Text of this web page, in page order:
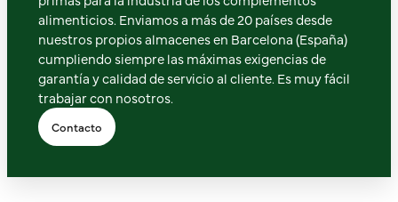
alimenticios. Enviamos a más de 20 países desde
nuestros propios almacenes en Barcelona (España)
cumpliendo siempre las máximas exigencias de
garantía y calidad de servicio al cliente. Es muy fácil
trabajar con nosotros.
Contacto